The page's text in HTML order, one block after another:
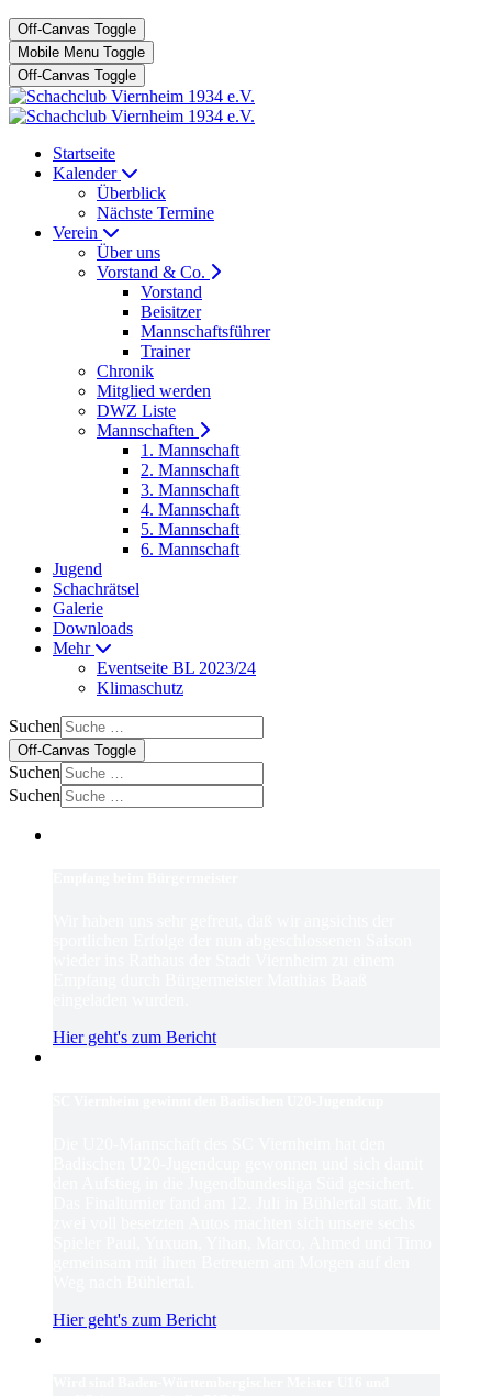
Off-Canvas Toggle
Mobile Menu Toggle
Off-Canvas Toggle
Startseite
Kalender
Überblick
Nächste Termine
Verein
Über uns
Vorstand & Co.
Vorstand
Beisitzer
Mannschaftsführer
Trainer
Chronik
Mitglied werden
DWZ Liste
Mannschaften
1. Mannschaft
2. Mannschaft
3. Mannschaft
4. Mannschaft
5. Mannschaft
6. Mannschaft
Jugend
Schachrätsel
Galerie
Downloads
Mehr
Eventseite BL 2023/24
Klimaschutz
Suchen
Off-Canvas Toggle
Suchen
Suchen
Hier geht's zum Bericht
Hier geht's zum Bericht